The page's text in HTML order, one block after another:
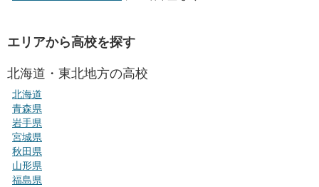
エリアから高校を探す
北海道・東北地方の高校
北海道
青森県
岩手県
宮城県
秋田県
山形県
福島県